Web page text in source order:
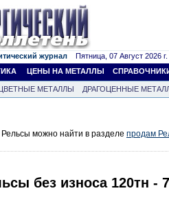
журнал Пятница, 07 Август 2026 г.
ЦЕНЫ НА МЕТАЛЛЫ
МЕТАЛЛЫ
ДРАГОЦЕННЫЕ
можно найти в разделе продам
без износа 120тн -